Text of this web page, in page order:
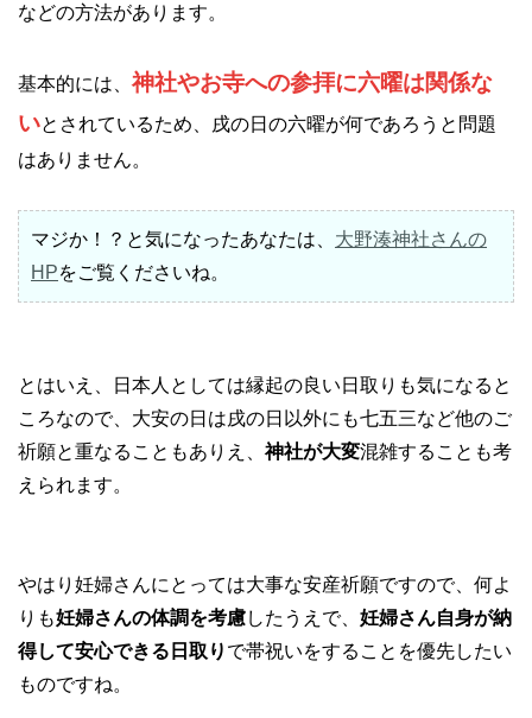
などの方法があります。
基本的には、神社やお寺への参拝に六曜は関係な
いとされているため、戌の日の六曜が何であろうと問題
はありません。
マジか！？と気になったあなたは、 大野湊神社さんの
HPをご覧くださいね。
とはいえ、日本人としては縁起の良い日取りも気になると
ころなので、大安の日は戌の日以外にも七五三など他のご
祈願と重なることもありえ、神社が大変混雑することも考
えられます。
やはり妊婦さんにとっては大事な安産祈願ですので、何よ
りも妊婦さんの体調を考慮したうえで、 妊婦さん自身が納
得して安心できる日取り で帯祝いをすることを優先したい
ものですね。